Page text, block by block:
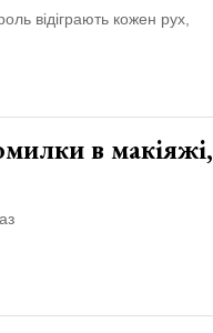
відіграють кожен рух,
в макіяжі,